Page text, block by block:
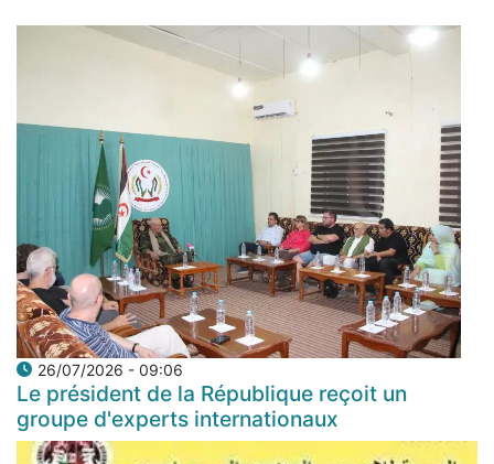
26/07/2026 - 09:06
Le président de la République reçoit un
groupe d'experts internationaux